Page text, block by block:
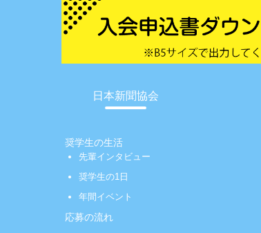
日本新聞協会
奨学生の生活
先輩インタビュー
奨学生の1日
年間イベント
応募の流れ